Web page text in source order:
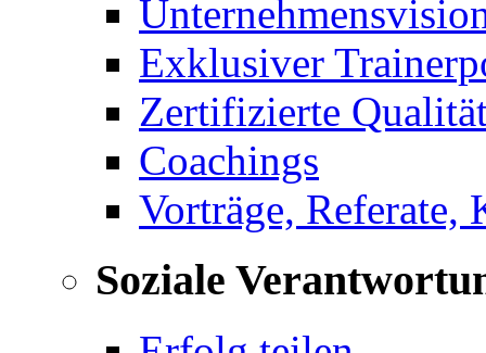
Exklusiver
Zertifizierte
Coachings
Vorträge, Referate,
Soziale